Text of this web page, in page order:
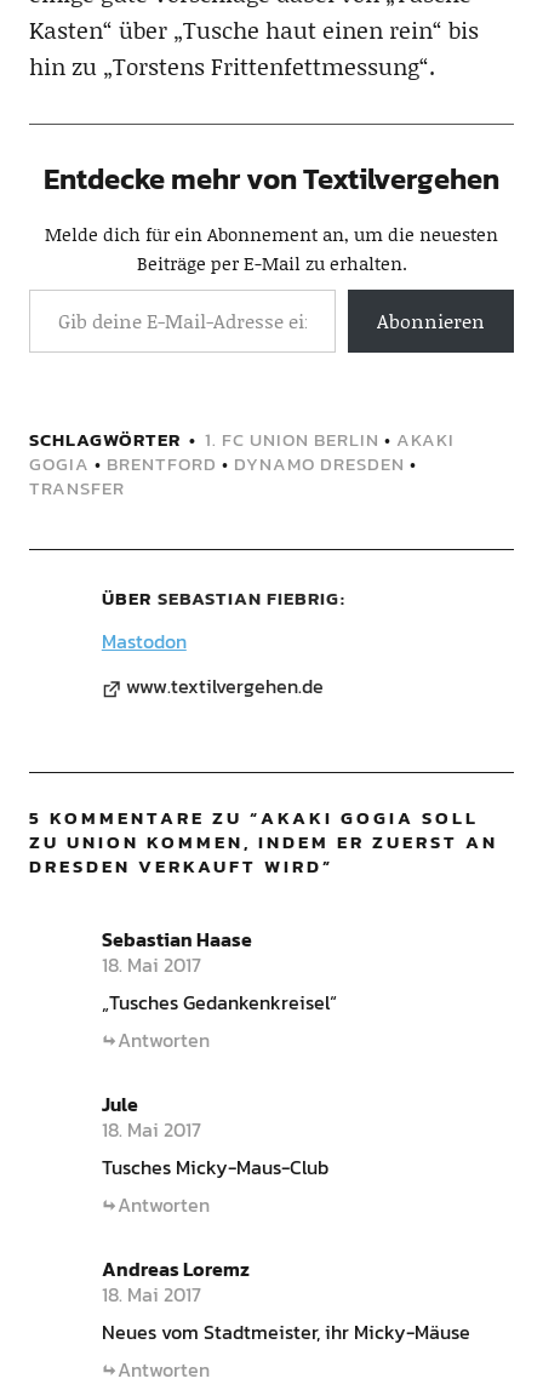
Kasten“ über „Tusche haut einen rein“ bis
hin zu „Torstens Frittenfettmessung“.
Entdecke mehr von Textilvergehen
Melde dich für ein Abonnement an, um die neuesten
Beiträge per E-Mail zu erhalten.
Abonnieren
SCHLAGWÖRTER 1. FC UNION BERLIN • AKAKI
GOGIA • BRENTFORD • DYNAMO DRESDEN •
TRANSFER
ÜBER SEBASTIAN FIEBRIG
Mastodon
www.textilvergehen.de
5 KOMMENTARE ZU “AKAKI GOGIA SOLL
ZU UNION KOMMEN, INDEM ER ZUERST AN
DRESDEN VERKAUFT WIRD”
Sebastian Haase
18. Mai 2017
„Tusches Gedankenkreisel“
Antworten
Jule
18. Mai 2017
Tusches Micky-Maus-Club
Antworten
Andreas Loremz
18. Mai 2017
Neues vom Stadtmeister, ihr Micky-Mäuse
Antworten